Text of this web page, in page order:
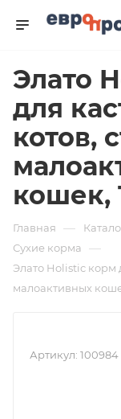
Элато
для
котов,
кошек,
Главная —
Сухие корма —
Элато Holistic корм
малоактивных
Артикул: 100984